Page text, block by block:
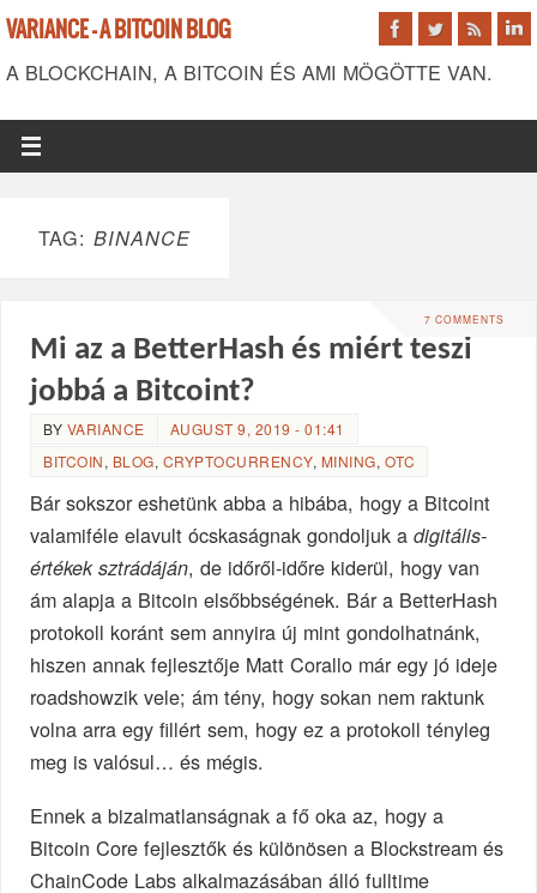
VARIANCE - A BITCOIN BLOG
A BLOCKCHAIN, A BITCOIN ÉS AMI MÖGÖTTE VAN.
TAG: BINANCE
7 COMMENTS
Mi az a BetterHash és miért teszi
jobbá a Bitcoint?
BY VARIANCE
AUGUST 9, 2019 - 01:41
BITCOIN, BLOG, CRYPTOCURRENCY, MINING, OTC
Bár sokszor eshetünk abba a hibába, hogy a Bitcoint
valamiféle elavult ócskaságnak gondoljuk adigitális-
értékek sztrádáján, de időről-időre kiderül, hogy van
ám alapja a Bitcoin elsőbbségének. Bár a BetterHash
protokoll koránt sem annyira új mint gondolhatnánk,
hiszen annak fejlesztője Matt Corallo már egy jó ideje
roadshowzik vele; ám tény, hogy sokan nem raktunk
volna arra egy fillért sem, hogy ez a protokoll tényleg
meg is valósul… és mégis.
Ennek a bizalmatlanságnak a fő oka az, hogy a
Bitcoin Core fejlesztők és különösen a Blockstream és
ChainCode Labs alkalmazásában álló fulltime